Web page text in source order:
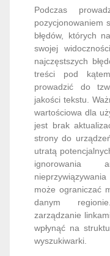
Podczas
pozycjonowaniem
błędów, których
swojej
najczęstszych
treści pod
prowadzić do
jakości tekstu.
wartościowa dla
jest brak
strony do
utratą
ignorowania
może ograniczać
danym
zarządzanie
wpłynąć na
wyszukiwarki.